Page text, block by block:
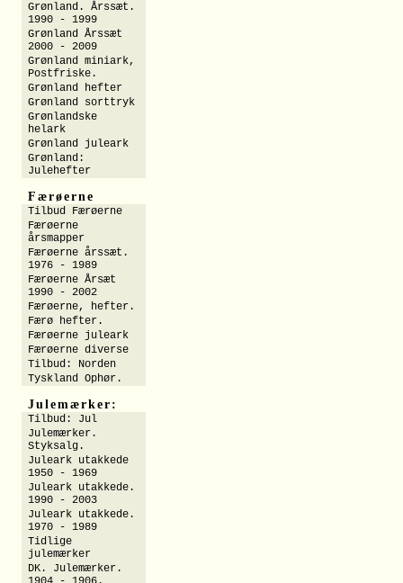
Grønland. Årssæt.
1990 - 1999
Grønland Årssæt
2000 - 2009
Grønland miniark,
Postfriske.
Grønland hefter
Grønland sorttryk
Grønlandske
helark
Grønland juleark
Grønland:
Julehefter
Færøerne
Tilbud Færøerne
Færøerne
årsmapper
Færøerne årssæt.
1976 - 1989
Færøerne Årsæt
1990 - 2002
Færøerne, hefter.
Færø hefter.
Færøerne juleark
Færøerne diverse
Tilbud: Norden
Tyskland Ophør.
Julemærker:
Tilbud: Jul
Julemærker.
Styksalg.
Juleark utakkede
1950 - 1969
Juleark utakkede.
1990 - 2003
Juleark utakkede.
1970 - 1989
Tidlige
julemærker
DK. Julemærker.